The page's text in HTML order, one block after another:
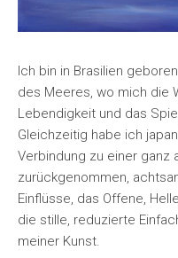
Ich bin in Brasilien
des Meeres, wo mich die
Lebendigkeit und das
Gleichzeitig habe ich
Verbindung zu einer ganz
zurückgenommen,
Einflüsse, das Offene,
die stille, reduzierte
meiner Kunst.